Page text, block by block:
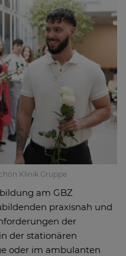
Klinik Gruppe
am GBZ
praxisnah und
der
der stationären
oder im ambulanten